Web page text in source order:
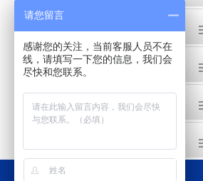
干燥箱
高温电炉(马弗炉)
请您留言
感谢您的关注，当前客服人员不在
线，请填写一下您的信息，我们会
尽快和您联系。